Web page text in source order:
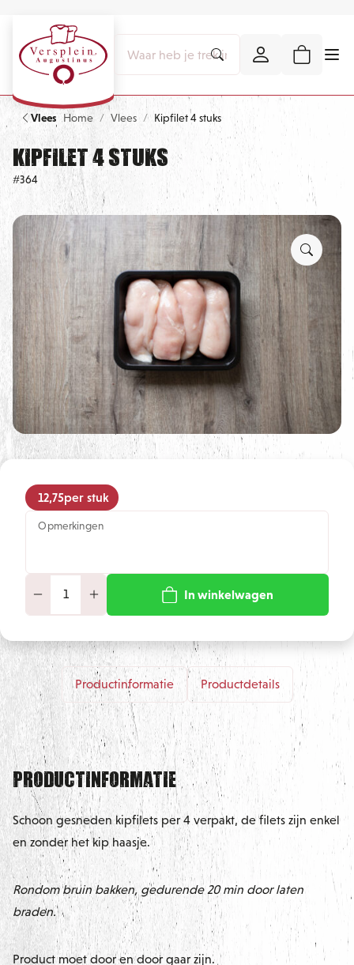
Vlees Home Vlees Kipfilet 4 stuks
Kipfilet 4 stuks
#364
12,75per stuk
Opmerkingen
In winkelwagen
Productinformatie Productdetails
Productinformatie
Schoon gesneden kipfilets per 4 verpakt, de filets zijn enkel
en zonder het kip haasje.
Rondom bruin bakken, gedurende 20 min door laten
braden.
Product moet door en door gaar zijn.